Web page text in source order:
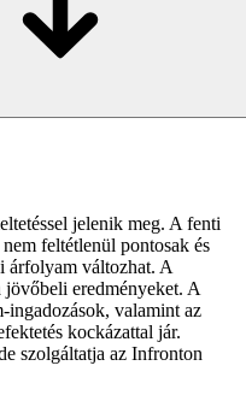
jelenik meg. A fenti
feltétlenül pontosak és
árfolyam változhat. A
eredményeket. A
ingadozások, valamint az
kockázattal jár.
szolgáltatja az Infronton